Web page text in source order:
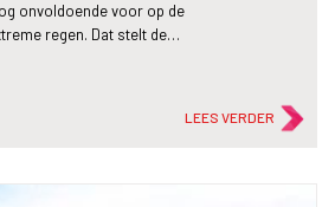
onvoldoende voor op de
regen. Dat stelt de…
LEES VERDER